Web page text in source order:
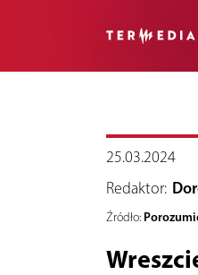
25.03.2024
Redaktor:
Źródło: